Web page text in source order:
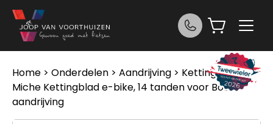
Ga naar de inhoud
Home > Onderdelen > Aandrijving > Kettingen>
Miche Kettingblad e-bike, 14 tanden voor Bosch
aandrijving